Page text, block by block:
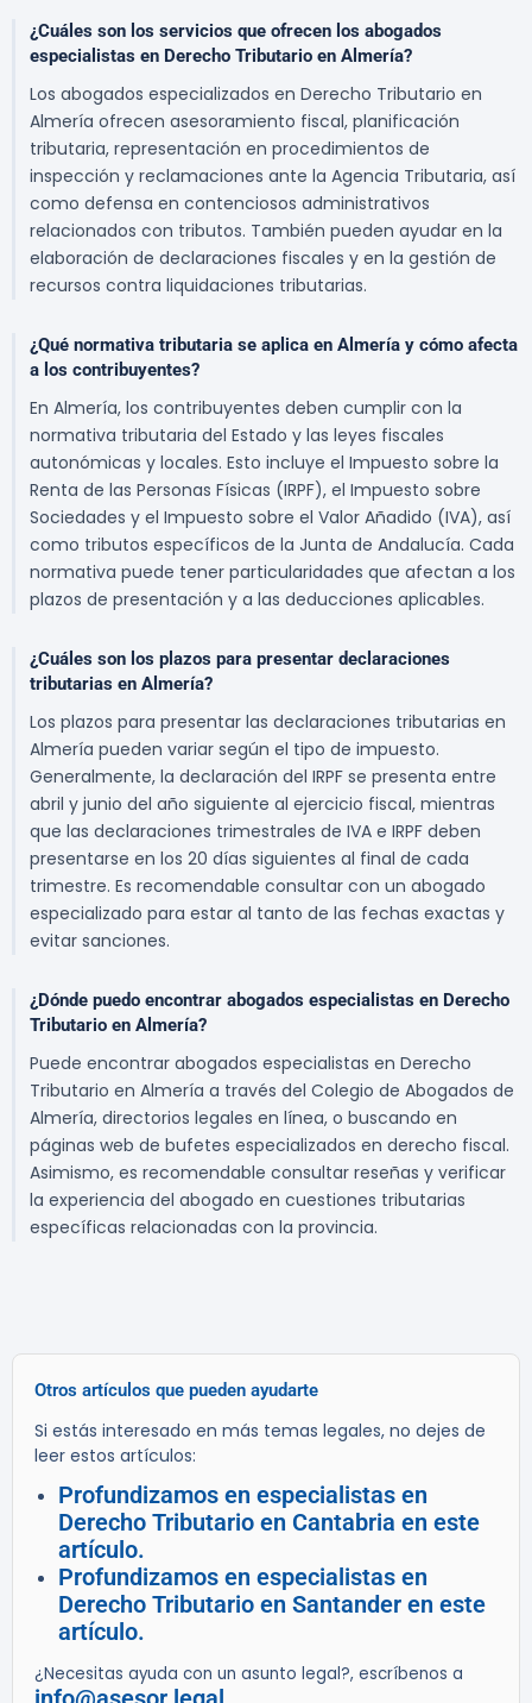
¿Cuáles son los servicios que ofrecen los abogados
especialistas en Derecho Tributario en Almería?
Los abogados especializados en Derecho Tributario en
Almería ofrecen asesoramiento fiscal, planificación
tributaria, representación en procedimientos de
inspección y reclamaciones ante la Agencia Tributaria, así
como defensa en contenciosos administrativos
relacionados con tributos. También pueden ayudar en la
elaboración de declaraciones fiscales y en la gestión de
recursos contra liquidaciones tributarias.
¿Qué normativa tributaria se aplica en Almería y cómo afecta
a los contribuyentes?
En Almería, los contribuyentes deben cumplir con la
normativa tributaria del Estado y las leyes fiscales
autonómicas y locales. Esto incluye el Impuesto sobre la
Renta de las Personas Físicas (IRPF), el Impuesto sobre
Sociedades y el Impuesto sobre el Valor Añadido (IVA), así
como tributos específicos de la Junta de Andalucía. Cada
normativa puede tener particularidades que afectan a los
plazos de presentación y a las deducciones aplicables.
¿Cuáles son los plazos para presentar declaraciones
tributarias en Almería?
Los plazos para presentar las declaraciones tributarias en
Almería pueden variar según el tipo de impuesto.
Generalmente, la declaración del IRPF se presenta entre
abril y junio del año siguiente al ejercicio fiscal, mientras
que las declaraciones trimestrales de IVA e IRPF deben
presentarse en los 20 días siguientes al final de cada
trimestre. Es recomendable consultar con un abogado
especializado para estar al tanto de las fechas exactas y
evitar sanciones.
¿Dónde puedo encontrar abogados especialistas en Derecho
Tributario en Almería?
Puede encontrar abogados especialistas en Derecho
Tributario en Almería a través del Colegio de Abogados de
Almería, directorios legales en línea, o buscando en
páginas web de bufetes especializados en derecho fiscal.
Asimismo, es recomendable consultar reseñas y verificar
la experiencia del abogado en cuestiones tributarias
específicas relacionadas con la provincia.
Otros artículos que pueden ayudarte
Si estás interesado en más temas legales, no dejes de
leer estos artículos:
Profundizamos en especialistas en
Derecho Tributario en Cantabria en este
artículo.
Profundizamos en especialistas en
Derecho Tributario en Santander en este
artículo.
¿Necesitas ayuda con un asunto legal?, escríbenos a